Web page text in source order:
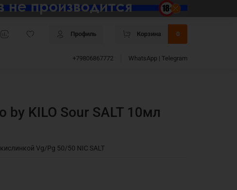
Профиль Корзина 0
+79806867772 WhatsApp | Telegram
by KILO Sour SALT 10мл
Vg/Pg 50/50 NIC SALT